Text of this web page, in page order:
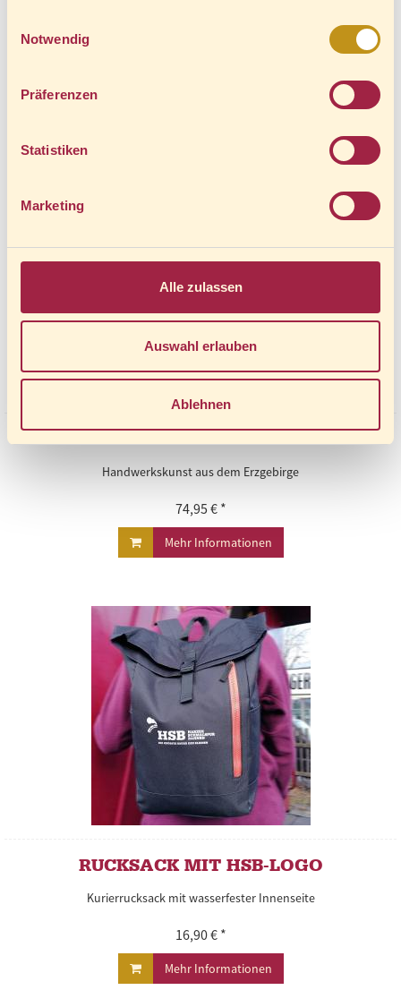
Notwendig
Präferenzen
Statistiken
Marketing
Alle zulassen
Auswahl erlauben
Ablehnen
RÄUCHERMANN - EISENBAHNER
Handwerkskunst aus dem Erzgebirge
74,95 € *
Mehr Informationen
RUCKSACK MIT HSB-LOGO
Kurierrucksack mit wasserfester Innenseite
16,90 € *
Mehr Informationen